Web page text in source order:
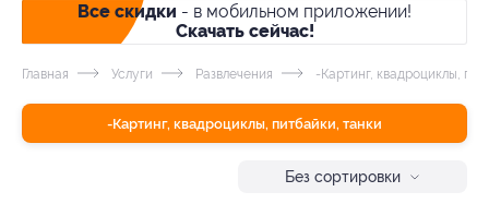
Все скидки - в мобильном приложении!
Скачать сейчас!
Главная Услуги Развлечения -Картинг, квадроциклы,
-Картинг, квадроциклы, питбайки, танки
Без сортировки